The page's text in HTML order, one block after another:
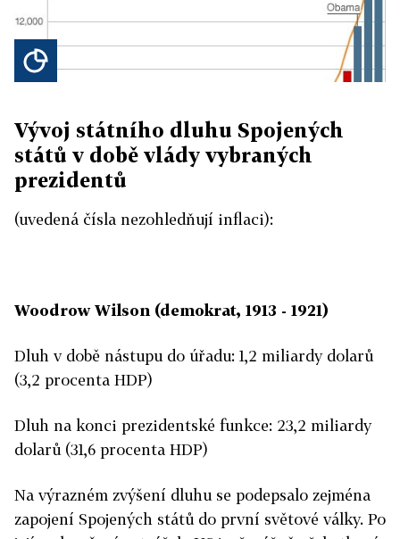
Vývoj státního dluhu Spojených
států v době vlády vybraných
prezidentů
(uvedená čísla nezohledňují inflaci):
Woodrow Wilson (demokrat, 1913 - 1921)
Dluh v době nástupu do úřadu: 1,2 miliardy dolarů
(3,2 procenta HDP)
Dluh na konci prezidentské funkce: 23,2 miliardy
dolarů (31,6 procenta HDP)
Na výrazném zvýšení dluhu se podepsalo zejména
zapojení Spojených států do první světové války. Po